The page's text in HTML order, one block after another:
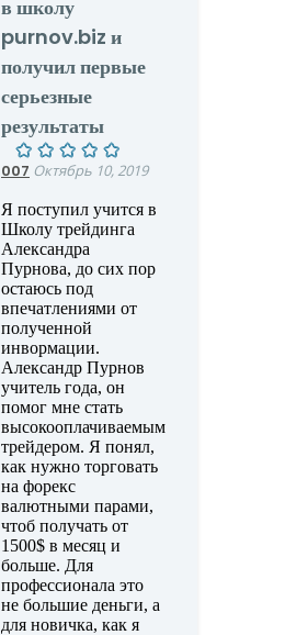
в школу
purnov.biz и
получил первые
серьезные
результаты
007 Октябрь 10, 2019
Я поступил учится в
Школу трейдинга
Александра
Пурнова, до сих пор
остаюсь под
впечатлениями от
полученной
инвормации.
Александр Пурнов
учитель года, он
помог мне стать
высокооплачиваемым
трейдером. Я понял,
как нужно торговать
на форекс
валютными парами,
чтоб получать от
1500$ в месяц и
больше. Для
профессионала это
не большие деньги, а
для новичка, как я